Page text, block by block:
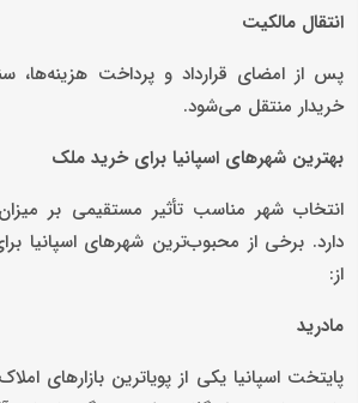
انتقال مالکیت
پس از امضای قرارداد و پرداخت هزینه‌ها،
خریدار منتقل می‌شود.
بهترین شهرهای اسپانیا برای خرید ملک
انتخاب شهر مناسب تأثیر مستقیمی بر
دارد. برخی از محبوب‌ترین شهرهای اسپانیا
از:
مادرید
پایتخت اسپانیا یکی از پویاترین بازارهای